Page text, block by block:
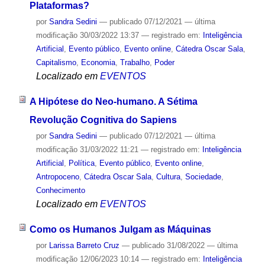
Plataformas?
por Sandra Sedini — publicado07/12/2021 — última
modificação30/03/2022 13:37 — registrado em: Inteligência
Artificial , Evento público, Evento online, Cátedra Oscar Sala,
Capitalismo, Economia, Trabalho, Poder
Localizado em EVENTOS
A Hipótese do Neo-humano. A Sétima
Revolução Cognitiva do Sapiens
por Sandra Sedini — publicado07/12/2021 — última
modificação31/03/2022 11:21 — registrado em: Inteligência
Artificial , Política, Evento público, Evento online,
Antropoceno, Cátedra Oscar Sala, Cultura, Sociedade,
Conhecimento
Localizado em EVENTOS
Como os Humanos Julgam as Máquinas
por Larissa Barreto Cruz — publicado31/08/2022 — última
modificação12/06/2023 10:14 — registrado em: Inteligência